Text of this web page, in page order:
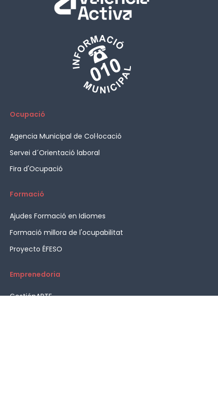
Ocupació
Agencia Municipal de Col·locació
Servei d´Orientació laboral
Fira d'Ocupació
Formació
Ajudes Formació en Idiomes
Formació millora de l'ocupabilitat
Proyecto ÉFESO
Emprenedoria
GestiónARTE